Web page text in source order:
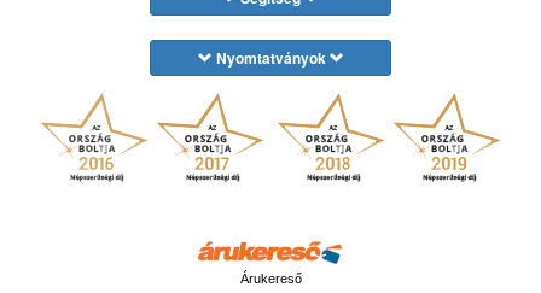
Nyomtatványok
Árukereső